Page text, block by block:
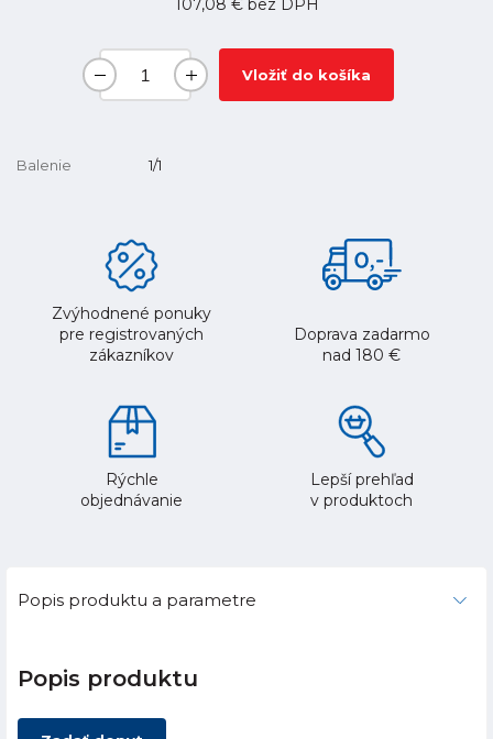
107,08 €bez DPH
Vložiť do košíka
Balenie 1/1
Zvýhodnené ponuky
pre registrovaných
zákazníkov
Doprava zadarmo
nad 180 €
Rýchle
objednávanie
Lepší prehľad
v produktoch
Popis produktu a parametre
Popis produktu